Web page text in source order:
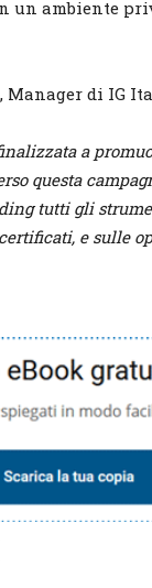
un ambiente
Manager di IG
a
questa
tutti gli
e sulle